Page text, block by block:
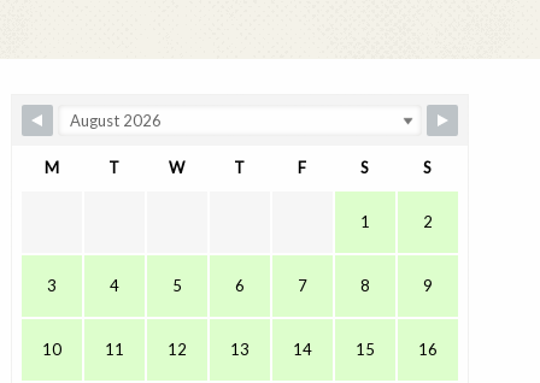
M T W T F S S
1 2
3 4 5 6 7 8 9
10 11 12 13 14 15 16